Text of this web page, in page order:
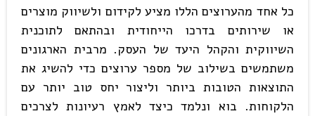
כל אחד מהערוצים הללו מציע לקידום ולשיווק מוצרים
או שירותים בדרכו הייחודית ובהתאם לתוכנית
השיווקית והקהל היעד של העסק. מרבית הארגונים
משתמשים בשילוב של מספר ערוצים כדי להשיג את
התוצאות הטובות ביותר וליצור יחס טוב יותר עם
הלקוחות. בוא ונלמד כיצד לאמץ רעיונות לצרכים